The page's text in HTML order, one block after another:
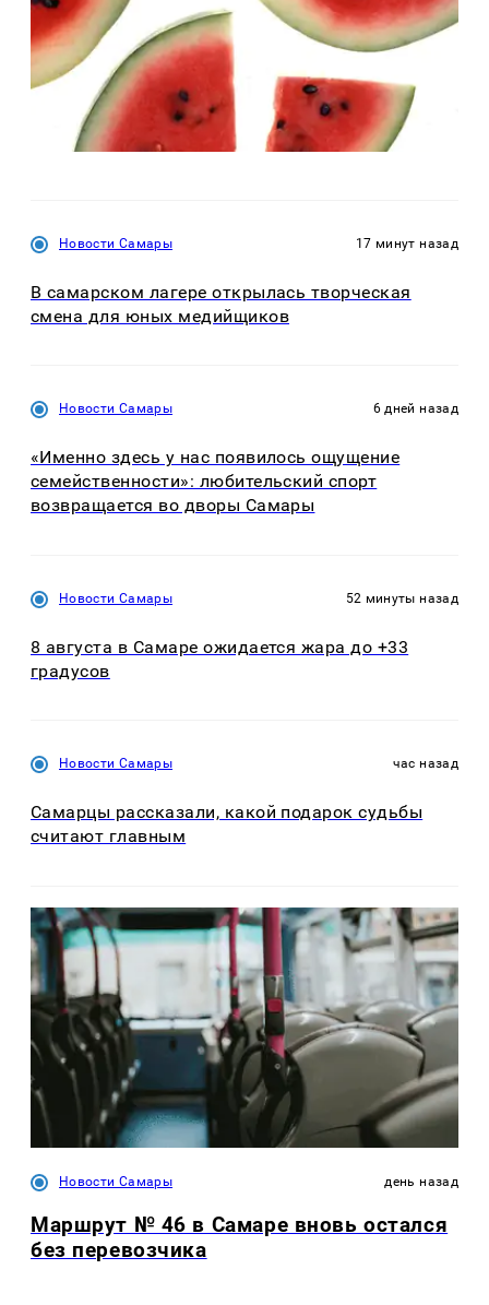
Новости Самары 17 минут назад
В самарском лагере открылась творческая
смена для юных медийщиков
Новости Самары 6 дней назад
«Именно здесь у нас появилось ощущение
семейственности»: любительский спорт
возвращается во дворы Самары
Новости Самары 52 минуты назад
8 августа в Самаре ожидается жара до +33
градусов
Новости Самары час назад
Самарцы рассказали, какой подарок судьбы
считают главным
Новости Самары день назад
Маршрут № 46 в Самаре вновь остался
без перевозчика